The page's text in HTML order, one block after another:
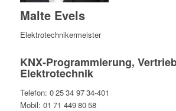
Malte Evels
Elektrotechnikermeister
KNX-Programmierung,
Elektrotechnik
Telefon: 0 25 34 97 34-401
Mobil: 01 71 449 80 58